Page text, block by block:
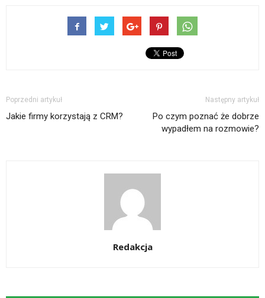
Poprzedni artykuł
Jakie firmy korzystają z CRM?
Następny artykuł
Po czym poznać że dobrze
wypadłem na rozmowie?
Redakcja